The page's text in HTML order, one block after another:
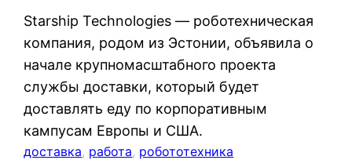
Starship Technologies — роботехническая
компания, родом из Эстонии, объявила о
начале крупномасштабного проекта
службы доставки, который будет
доставлять еду по корпоративным
кампусам Европы и США.
доставка, работа, робототехника